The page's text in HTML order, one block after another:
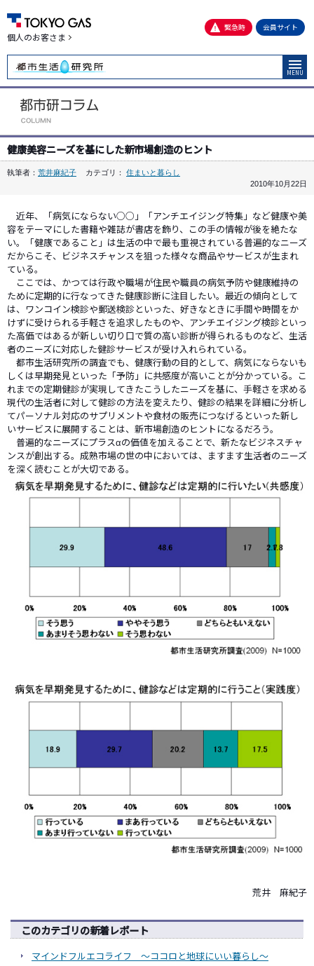
個人のお客さま
緊急時 会員サイト
MENU
健康美容ニーズを基にした新市場創造のヒント
執筆者： 荒井麻紀子 カテゴリ： 住まいと暮らし
2010年10月22日
近年、「病気にならない○○」「アンチエイジング特集」など健康や美
容をテーマにした書籍や雑誌が書店を飾り、この手の情報が後を絶たな
い。「健康であること」は生活の中で最も重視されている普遍的なニーズ
だからこそ、ビジネスチャンスを狙った様々な商品やサービスが生まれ
ている。
ここでは、かつては行政や職場が住民や職員の病気予防や健康維持の
ために定期的に行なってきた健康診断に注目したい。最近の傾向として
は、ワンコイン検診や郵送検診といった、好きなときに手間や時間をか
けずに受けられる手軽さを追求したものや、アンチエイジング検診といっ
た高価ではあるが新しい切り口で質の高い診断が得られるものなど、生活
者のニーズに対応した健診サービスが受け入れられている。
都市生活研究所の調査でも、健康行動の目的として、病気にならないも
しくは早期発見といった「予防」に共感度が高いことが分かっている。こ
れまでの定期健診が実現してきたこうしたニーズを基に、手軽さを求める
現代の生活者に対して健診の方法を変えたり、健診の結果を詳細に分析し
てパーソナル対応のサプリメントや食材の販売につなげるといった新し
いサービスに展開することは、新市場創造のヒントになるだろう。
普遍的なニーズにプラスαの価値を加えることで、新たなビジネスチャ
ンスが創出する。成熟市場の世の中においては、ますます生活者のニーズ
を深く読むことが大切である。
荒井 麻紀子
このカテゴリの新着レポート
マインドフルエコライフ ～ココロと地球にいい暮らし～